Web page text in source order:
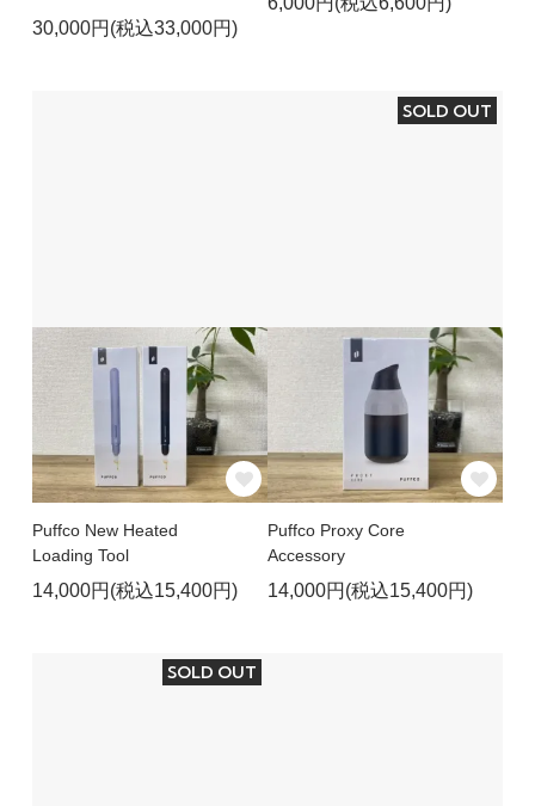
30,000円(税込33,000円)
Puffco New Heated
Loading Tool
14,000円(税込15,400円)
SOLD OUT
Puffco Proxy Core
Accessory
14,000円(税込15,400円)
SOLD OUT